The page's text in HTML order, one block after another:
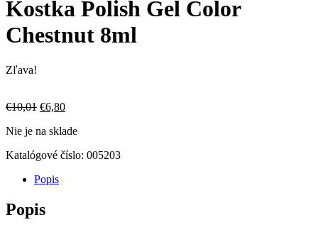
Kostka Polish Gel Color
Chestnut 8ml
Zľava!
€10,01 Pôvodná
bola:
€6,80Aktuálna
je:
Nie je na sklade
Katalógové číslo: 005203
Popis
Popis